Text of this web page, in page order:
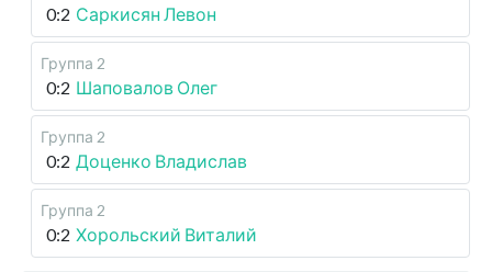
0:2 Саркисян Левон
Группа 2
0:2 Шаповалов Олег
Группа 2
0:2 Доценко Владислав
Группа 2
0:2 Хорольский Виталий